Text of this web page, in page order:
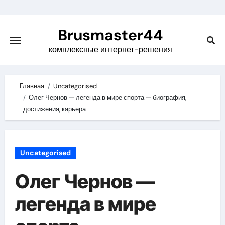
content
Brusmaster44
комплексные интернет-решения
Главная
Uncategorised
Олег Чернов — легенда в мире спорта — биография,
достижения, карьера
Uncategorised
Олег Чернов —
легенда в мире